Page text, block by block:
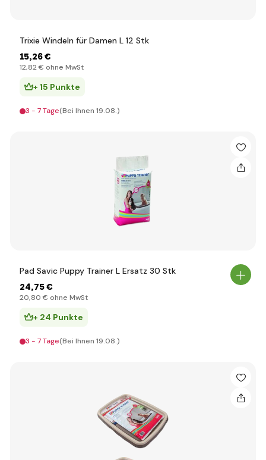
Trixie Windeln für Damen L 12 Stk
15,26 €
12,82 € ohne MwSt
+ 15 Punkte
3 - 7 Tage(Bei Ihnen 19.08.)
Pad Savic Puppy Trainer L Ersatz 30 Stk
24,75 €
20,80 € ohne MwSt
+ 24 Punkte
3 - 7 Tage(Bei Ihnen 19.08.)